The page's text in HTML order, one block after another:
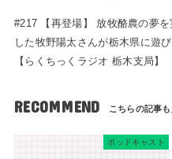
#217 【再登場】 放牧酪農の夢
した牧野陽太さんが栃木県に遊
【らくちっくラジオ 栃木支局】
RECOMMEND
ポッドキャスト